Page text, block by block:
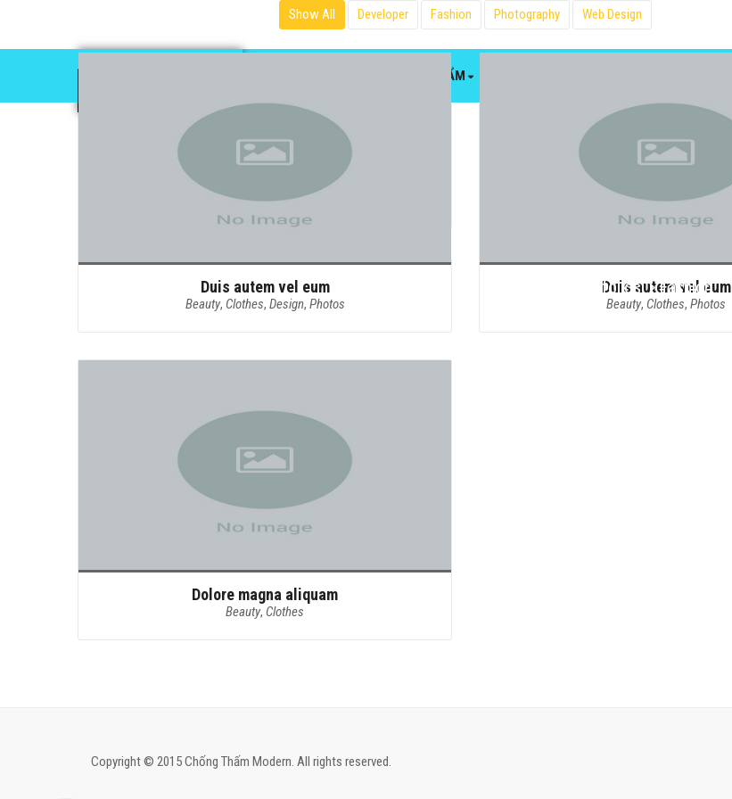
SẢN PHẨM
PORTFOLIO CATEGORY:
Portfolios Fashion
Show All Developer Fashion Photography Web Design
Duis autem vel eum
Beauty, Clothes, Design, Photos
Duis autem vel eum
Beauty, Clothes, Photos
Dolore magna aliquam
Beauty, Clothes
Copyright © 2015 Chống Thấm Modern. All rights reserved.